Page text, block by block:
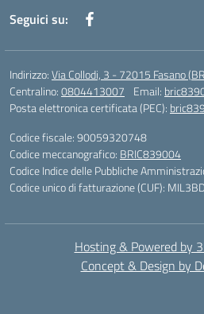
Seguici su:
Indirizzo:Via Collodi, 3 - 72015 Fasano
Centralino:0804413007 Email:
Posta elettronica certificata (PEC):
Codice fiscale: 90059320748
Codice meccanografico: BRIC839004
Codice Indice delle Pubbliche
Codice unico di fatturazione (CUF):
Hosting & Powered by
Concept & Design by